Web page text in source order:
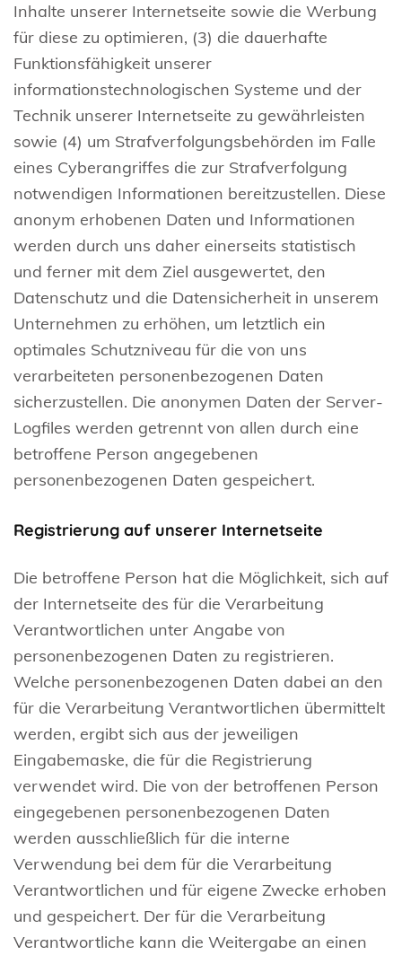
Inhalte unserer Internetseite sowie die Werbung
für diese zu optimieren, (3) die dauerhafte
Funktionsfähigkeit unserer
informationstechnologischen Systeme und der
Technik unserer Internetseite zu gewährleisten
sowie (4) um Strafverfolgungsbehörden im Falle
eines Cyberangriffes die zur Strafverfolgung
notwendigen Informationen bereitzustellen. Diese
anonym erhobenen Daten und Informationen
werden durch uns daher einerseits statistisch
und ferner mit dem Ziel ausgewertet, den
Datenschutz und die Datensicherheit in unserem
Unternehmen zu erhöhen, um letztlich ein
optimales Schutzniveau für die von uns
verarbeiteten personenbezogenen Daten
sicherzustellen. Die anonymen Daten der Server-
Logfiles werden getrennt von allen durch eine
betroffene Person angegebenen
personenbezogenen Daten gespeichert.
Registrierung auf unserer Internetseite
Die betroffene Person hat die Möglichkeit, sich auf
der Internetseite des für die Verarbeitung
Verantwortlichen unter Angabe von
personenbezogenen Daten zu registrieren.
Welche personenbezogenen Daten dabei an den
für die Verarbeitung Verantwortlichen übermittelt
werden, ergibt sich aus der jeweiligen
Eingabemaske, die für die Registrierung
verwendet wird. Die von der betroffenen Person
eingegebenen personenbezogenen Daten
werden ausschließlich für die interne
Verwendung bei dem für die Verarbeitung
Verantwortlichen und für eigene Zwecke erhoben
und gespeichert. Der für die Verarbeitung
Verantwortliche kann die Weitergabe an einen